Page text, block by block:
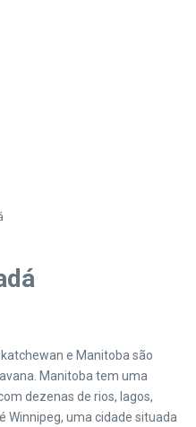
e Manitoba são
Manitoba tem uma
dezenas de rios, lagos,
Winnipeg, uma cidade situada